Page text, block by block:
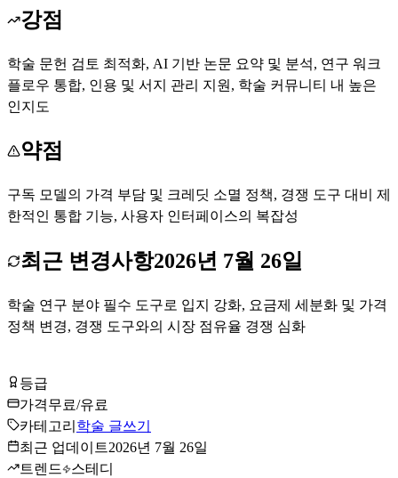
강점
학술 문헌 검토 최적화, AI 기반 논문 요약 및 분석, 연구 워크
플로우 통합, 인용 및 서지 관리 지원, 학술 커뮤니티 내 높은
인지도
약점
구독 모델의 가격 부담 및 크레딧 소멸 정책, 경쟁 도구 대비 제
한적인 통합 기능, 사용자 인터페이스의 복잡성
최근 변경사항2026년 7월 26일
학술 연구 분야 필수 도구로 입지 강화, 요금제 세분화 및 가격
정책 변경, 경쟁 도구와의 시장 점유율 경쟁 심화
등급
가격무료/유료
카테고리 학술 글쓰기
최근 업데이트2026년 7월 26일
트렌드
스테디